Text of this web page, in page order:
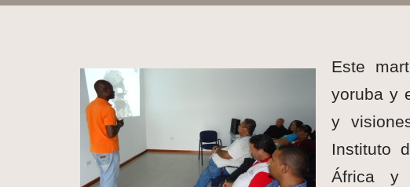
Este
yoruba y
y
Instituto
África y